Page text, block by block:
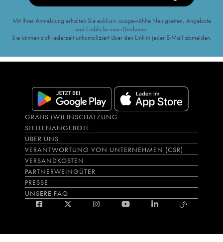
Mit Ihrer Anmeldung erhalten Sie exklusiv ausgewählte Neuigkeiten, Angebote
und Einblicke von iDealwine.
Sie können sich jederzeit unkompliziert über den Link in jeder E-Mail abmelden.
GRATIS (W)EINSCHÄTZUNG
STELLENANGEBOTE
ÜBER UNS
VERANTWORTUNG VON UNTERNEHMEN (CSR)
VERSANDKOSTEN
PARTNERWEINGÜTER
PRESSE
UNSERE FAQ